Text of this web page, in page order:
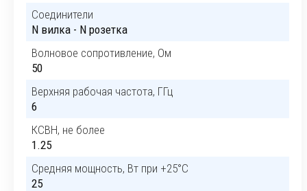
Соединители
N вилка - N розетка
Волновое сопротивление, Ом
50
Верхняя рабочая частота, ГГц
6
КСВН, не более
1.25
Средняя мощность, Вт при +25°C
25